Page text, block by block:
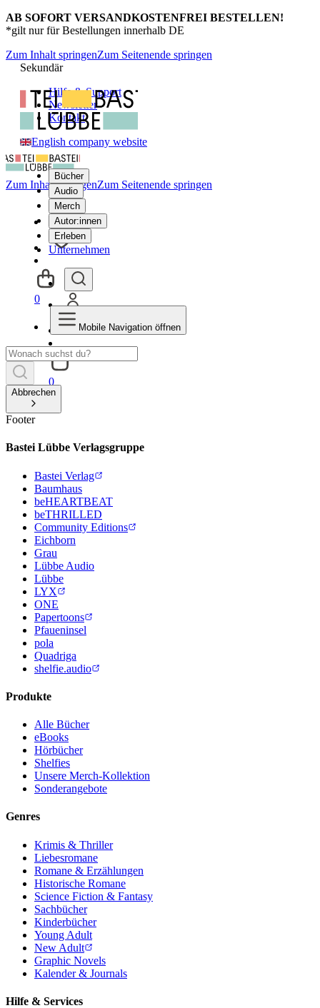
AB SOFORT VERSANDKOSTENFREI BESTELLEN!
*gilt nur für Bestellungen innerhalb DE
Zum Inhalt springenZum Seitenende springen
Sekundär
Hilfe & Support
Newsletter
Kontakt
English company website
Bücher
Audio
Merch
Autor:innen
Erleben
Unternehmen
0
Zum Inhalt springenZum Seitenende springen
0
Mobile Navigation öffnen
Abbrechen
Footer
Bastei Lübbe Verlagsgruppe
Bastei Verlag
Baumhaus
beHEARTBEAT
beTHRILLED
Community Editions
Eichborn
Grau
Lübbe Audio
Lübbe
LYX
ONE
Papertoons
Pfaueninsel
pola
Quadriga
shelfie.audio
Produkte
Alle Bücher
eBooks
Hörbücher
Shelfies
Unsere Merch-Kollektion
Sonderangebote
Genres
Krimis & Thriller
Liebesromane
Romane & Erzählungen
Historische Romane
Science Fiction & Fantasy
Sachbücher
Kinderbücher
Young Adult
New Adult
Graphic Novels
Kalender & Journals
Hilfe & Services